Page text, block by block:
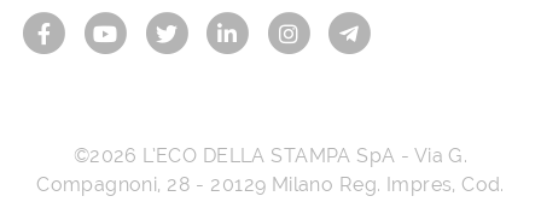
©2026 L’ECO DELLA STAMPA SpA - Via G.
Compagnoni, 28 - 20129 Milano Reg. Impres, Cod.